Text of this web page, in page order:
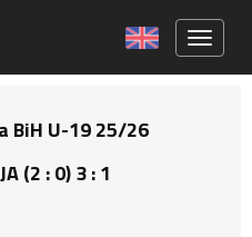
BiH U-19 25/26
(2 : 0) 3 : 1